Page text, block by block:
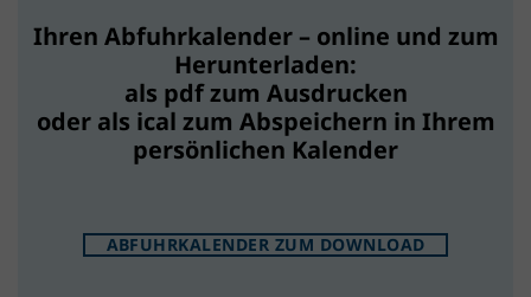
Ihren Abfuhrkalender – online und zum
Herunterladen:
als pdf zum Ausdrucken
oder als ical zum Abspeichern in Ihrem
persönlichen Kalender
ABFUHRKALENDER ZUM DOWNLOAD